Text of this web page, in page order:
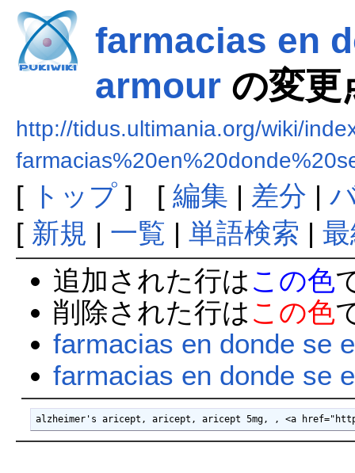
farmacias en
armourの変更
http://tidus.ultimania.org/wiki/
[ トップ] [ 編集 | 差分 |
[ 新規 | 一覧 | 単語検索 |
追加された行は この色
削除された行は この色
farmacias en donde se
farmacias en donde se